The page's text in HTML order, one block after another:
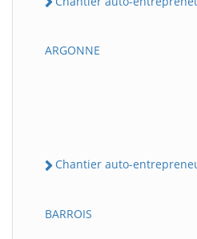
ARGONNE
Chantier auto-
BARROIS